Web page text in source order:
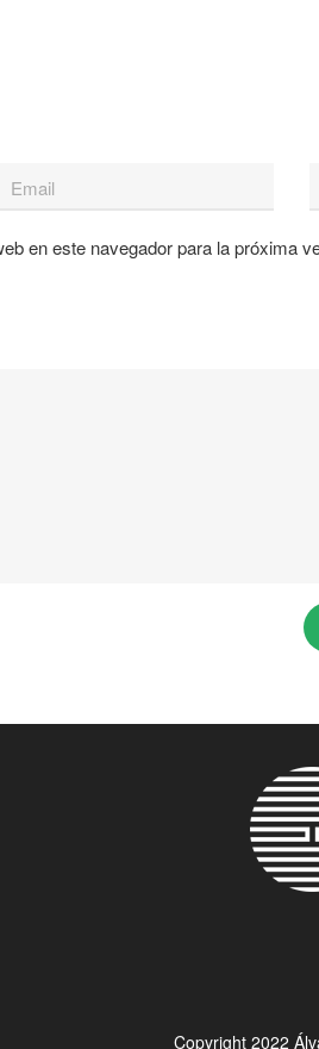
en este navegador para la próxima
Copyright 2022